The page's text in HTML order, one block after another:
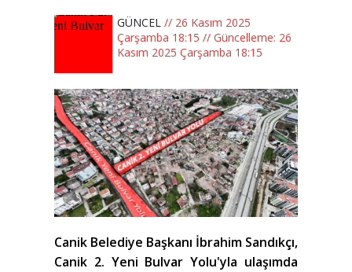
GÜNCEL // 26 Kasım 2025
Çarşamba 18:15 // Güncelleme: 26
Kasım 2025 Çarşamba 18:15
Canik Belediye Başkanı İbrahim Sandıkçı,
Canik 2. Yeni Bulvar Yolu'yla ulaşımda